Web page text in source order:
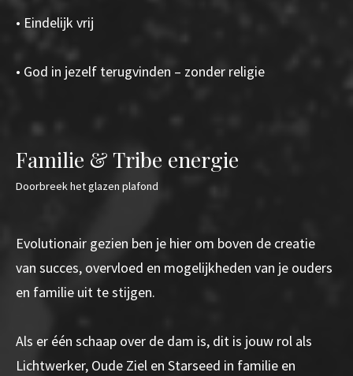
• Eindelijk vrij
• God in jezelf terugvinden – zonder religie
Familie & Tribe energie
Doorbreek het glazen plafond
Evolutionair gezien ben je hier om boven de creatie
van succes, overvloed en mogelijkheden van je ouders
en familie uit te stijgen.
Als er één schaap over de dam is, dit is jouw rol als
Lichtwerker, Oude Ziel en Starseed in familie en